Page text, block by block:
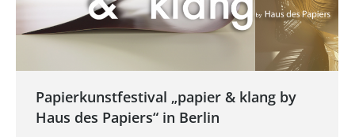
Papierkunstfestival „papier & klang by
Haus des Papiers“ in Berlin